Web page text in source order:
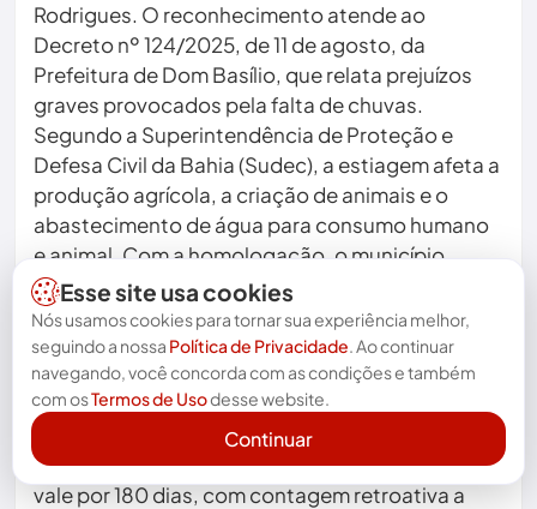
Rodrigues. O reconhecimento atende ao
Decreto nº 124/2025, de 11 de agosto, da
Prefeitura de Dom Basílio, que relata prejuízos
graves provocados pela falta de chuvas.
Segundo a Superintendência de Proteção e
Defesa Civil da Bahia (Sudec), a estiagem afeta a
produção agrícola, a criação de animais e o
abastecimento de água para consumo humano
e animal. Com a homologação, o município
passa a ter direito a apoio logístico e financeiro
do Estado e pode acessar recursos federais para
ações de resposta à seca. Entre as medidas
previstas estão abastecimento emergencial por
carros-pipa, perfuração de poços, apoio
técnico a pequenos produtores e programas de
assistência social. A situação de emergência
vale por 180 dias, com contagem retroativa a
Esse site usa cookies
Nós usamos cookies para tornar sua experiência melhor,
seguindo a nossa Política de Privacidade. Ao continuar
navegando, você concorda com as condições e também
com osTermos de Usodesse website.
Continuar